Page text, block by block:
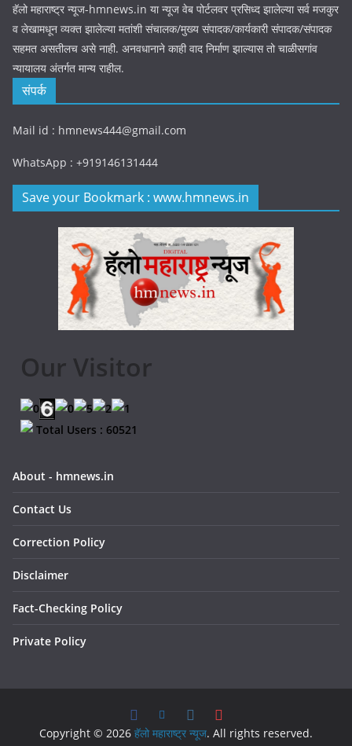
हॅलो महाराष्ट्र न्यूज-hmnews.in या न्यूज वेब पोर्टलवर प्रसिध्द झालेल्या सर्व मजकुर
व लेखामधून व्यक्त झालेल्या मतांशी संचालक/मुख्य संपादक/कार्यकारी संपादक/संपादक
सहमत असतीलच असे नाही. अनवधानाने काही वाद निर्माण झाल्यास तो चाळीसगांव
न्यायालय अंतर्गत मान्य राहील.
संपर्क
Mail id : hmnews444@gmail.com
WhatsApp : +919146131444
Save your Bookmark : www.hmnews.in
Our Visitor
Total Users : 60521
About - hmnews.in
Contact Us
Correction Policy
Disclaimer
Fact-Checking Policy
Private Policy
Copyright © 2026 हॅलो महाराष्ट्र न्यूज. All rights reserved.